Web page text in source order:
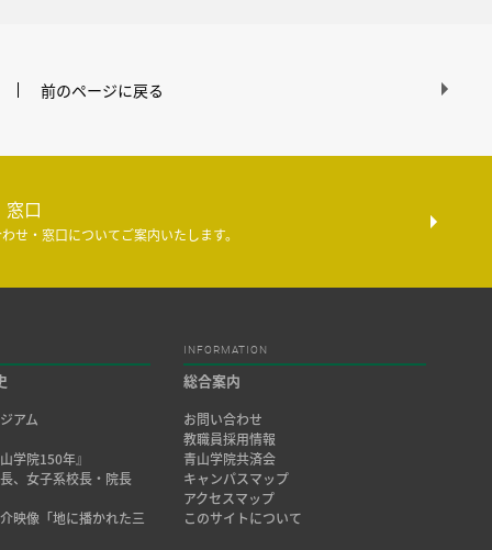
前のページに戻る
口
せ・窓口についてご案内いたします。
アム
学院150年』
、女子系校長・院長
映像「地に播かれた三
INFORMATION
総合案内
お問い合わせ
教職員採用情報
青山学院共済会
キャンパスマップ
アクセスマップ
このサイトについて